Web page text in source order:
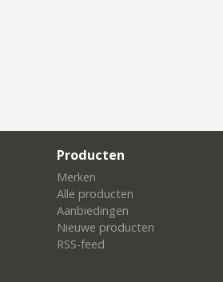
Producten
Merken
Alle producten
Aanbiedingen
Nieuwe producten
RSS-feed